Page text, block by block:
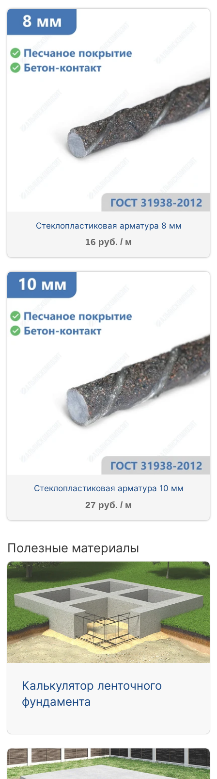
Стеклопластиковая арматура 8 мм
16 руб. / м
Стеклопластиковая арматура 10 мм
27 руб. / м
Полезные материалы
Калькулятор ленточного
фундамента